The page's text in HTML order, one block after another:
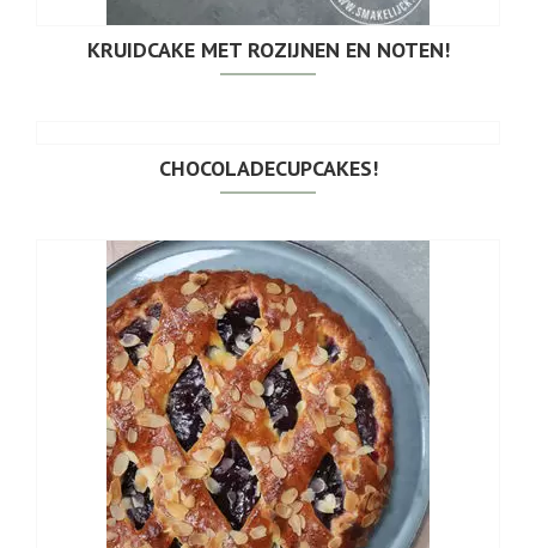
KRUIDCAKE MET ROZIJNEN EN NOTEN!
CHOCOLADECUPCAKES!